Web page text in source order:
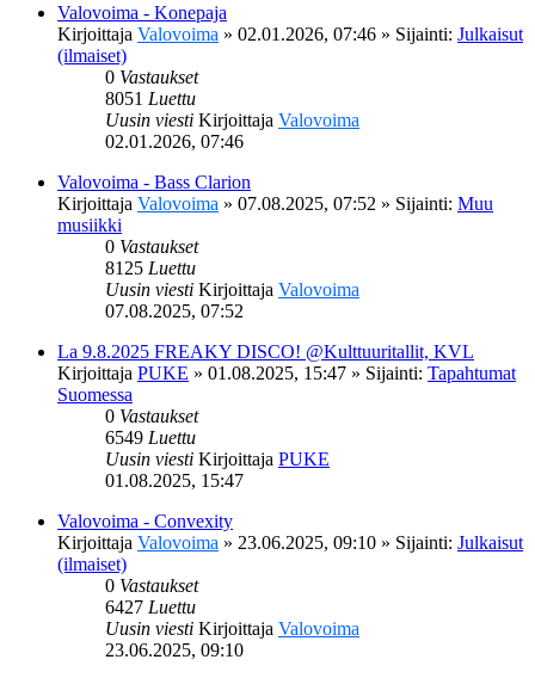
Valovoima - Konepaja
Kirjoittaja Valovoima » 02.01.2026, 07:46 » Sijainti: Julkaisut
(ilmaiset)
0 Vastaukset
8051 Luettu
Uusin viesti Kirjoittaja Valovoima
02.01.2026, 07:46
Valovoima - Bass Clarion
Kirjoittaja Valovoima » 07.08.2025, 07:52 » Sijainti: Muu
musiikki
0 Vastaukset
8125 Luettu
Uusin viesti Kirjoittaja Valovoima
07.08.2025, 07:52
La 9.8.2025 FREAKY DISCO! @Kulttuuritallit, KVL
Kirjoittaja PUKE » 01.08.2025, 15:47 » Sijainti: Tapahtumat
Suomessa
0 Vastaukset
6549 Luettu
Uusin viesti Kirjoittaja PUKE
01.08.2025, 15:47
Valovoima - Convexity
Kirjoittaja Valovoima » 23.06.2025, 09:10 » Sijainti: Julkaisut
(ilmaiset)
0 Vastaukset
6427 Luettu
Uusin viesti Kirjoittaja Valovoima
23.06.2025, 09:10